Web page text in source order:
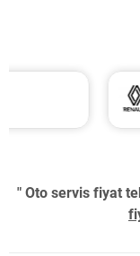
2021
" Oto servis fiyat